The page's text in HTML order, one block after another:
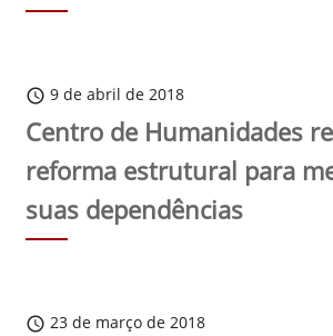
schedule 9 de abril de 2018
Centro de Humanidades
reforma estrutural para
suas dependências
schedule 23 de março de 2018